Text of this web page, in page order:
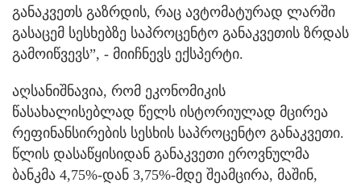
განაკვეთს გაზრდის, რაც ავტომატურად ლარში
გასაცემ სესხებზე საპროცენტო განაკვეთის ზრდას
გამოიწვევს”, - მიიჩნევს ექსპერტი.
აღსანიშნავია, რომ ეკონომიკის
წასახალისებლად წელს ისტორიულად მცირეა
რეფინანსირების სესხის საპროცენტო განაკვეთი.
წლის დასაწყისიდან განაკვეთი ეროვნულმა
ბანკმა 4,75%-დან 3,75%-მდე შეამცირა, მაშინ,